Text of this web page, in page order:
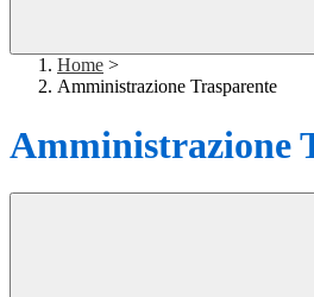
Home >
Amministrazione Trasparente
Amministrazione